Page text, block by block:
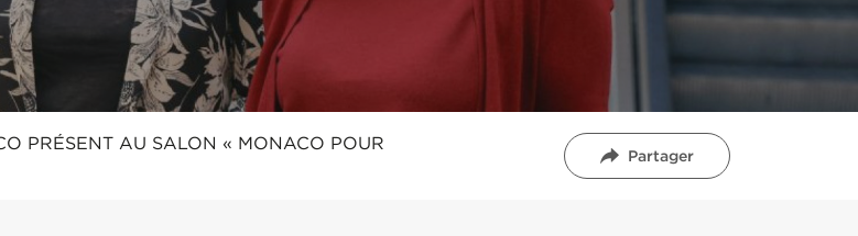
PRÉSENT AU SALON « MONACO POUR
Partager